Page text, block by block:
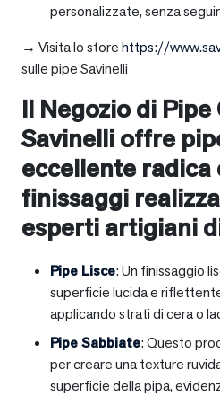
personalizzate, senza
→ Visita lo storehttps://
sulle pipe Savinelli
Il Negozio di
Savinelli offre
eccellente
finissaggi
esperti artigiani
Pipe Lisce: Un finissaggio
superficie lucida e
applicando strati di cera o
Pipe Sabbiate: Questo
per creare una texture
superficie della pipa,